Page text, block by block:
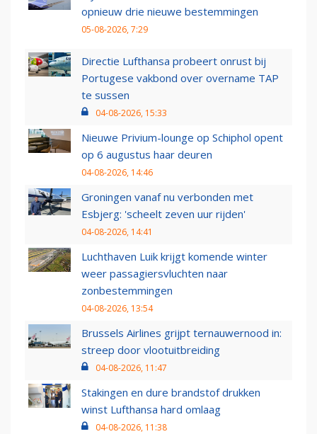
opnieuw drie nieuwe bestemmingen
05-08-2026, 7:29
Directie Lufthansa probeert onrust bij
Portugese vakbond over overname TAP
te sussen
04-08-2026, 15:33
Nieuwe Privium-lounge op Schiphol opent
op 6 augustus haar deuren
04-08-2026, 14:46
Groningen vanaf nu verbonden met
Esbjerg: 'scheelt zeven uur rijden'
04-08-2026, 14:41
Luchthaven Luik krijgt komende winter
weer passagiersvluchten naar
zonbestemmingen
04-08-2026, 13:54
Brussels Airlines grijpt ternauwernood in:
streep door vlootuitbreiding
04-08-2026, 11:47
Stakingen en dure brandstof drukken
winst Lufthansa hard omlaag
04-08-2026, 11:38